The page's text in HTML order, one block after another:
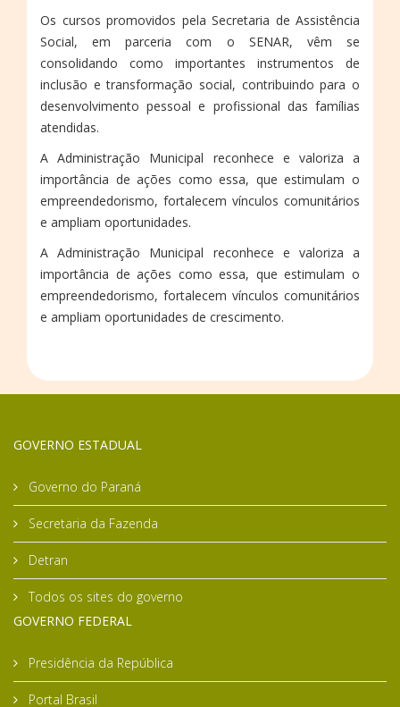
Os cursos promovidos pela Secretaria de Assistência
Social, em parceria com o SENAR, vêm se
consolidando como importantes instrumentos de
inclusão e transformação social, contribuindo para o
desenvolvimento pessoal e profissional das famílias
atendidas.
A Administração Municipal reconhece e valoriza a
importância de ações como essa, que estimulam o
empreendedorismo, fortalecem vínculos comunitários
e ampliam oportunidades.
A Administração Municipal reconhece e valoriza a
importância de ações como essa, que estimulam o
empreendedorismo, fortalecem vínculos comunitários
e ampliam oportunidades de crescimento.
GOVERNO ESTADUAL
Governo do Paraná
Secretaria da Fazenda
Detran
Todos os sites do governo
GOVERNO FEDERAL
Presidência da República
Portal Brasil